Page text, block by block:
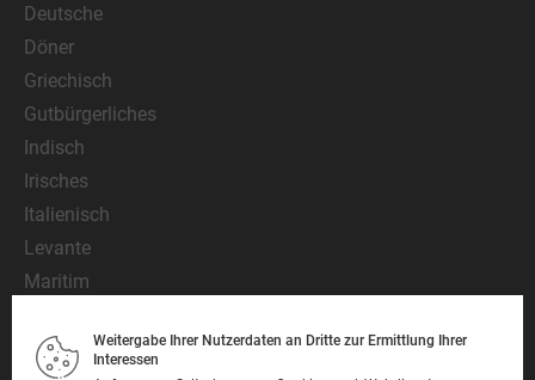
Deutsche
Döner
Griechisch
Gutbürgerliches
Indisch
Irisches
Italienisch
Levante
Maritim
MexikanischWeitergabe Ihrer Nutzerdaten an Dritte zur Ermittlung Ihrer
Interessen